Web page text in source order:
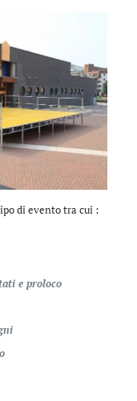
di evento tra cui :
e proloco